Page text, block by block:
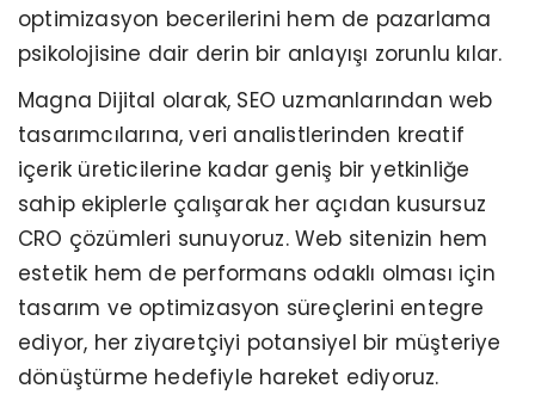
optimizasyon becerilerini hem de pazarlama
psikolojisine dair derin bir anlayışı zorunlu kılar.
Magna Dijital olarak, SEO uzmanlarından web
tasarımcılarına, veri analistlerinden kreatif
içerik üreticilerine kadar geniş bir yetkinliğe
sahip ekiplerle çalışarak her açıdan kusursuz
CRO çözümleri sunuyoruz. Web sitenizin hem
estetik hem de performans odaklı olması için
tasarım ve optimizasyon süreçlerini entegre
ediyor, her ziyaretçiyi potansiyel bir müşteriye
dönüştürme hedefiyle hareket ediyoruz.